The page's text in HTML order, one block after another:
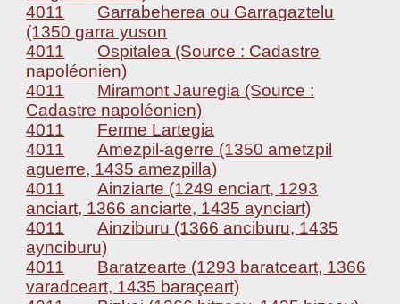
4011
Garrabeherea ou Garragaztelu
(1350 garra yuson
4011
Ospitalea (Source : Cadastre
napoléonien)
4011
Miramont Jauregia (Source :
Cadastre napoléonien)
4011
Ferme Lartegia
4011
Amezpil-agerre (1350 ametzpil
aguerre, 1435 amezpilla)
4011
Ainziarte (1249 enciart, 1293
anciart, 1366 anciarte, 1435 aynciart)
4011
Ainziburu (1366 anciburu, 1435
aynciburu)
4011
Baratzearte (1293 baratceart, 1366
varadceart, 1435 baraçeart)